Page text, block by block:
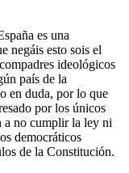
es una
negáis esto sois el
ideológicos
país de la
en duda, por lo que
por los únicos
a no cumplir la ley ni
democráticos
de la Constitución.